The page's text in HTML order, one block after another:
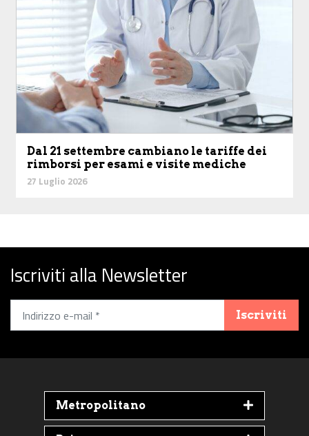
Dal 21 settembre cambiano le tariffe dei
rimborsi per esami e visite mediche
27 Luglio 2026
Iscriviti alla Newsletter
Iscriviti
Metropolitano